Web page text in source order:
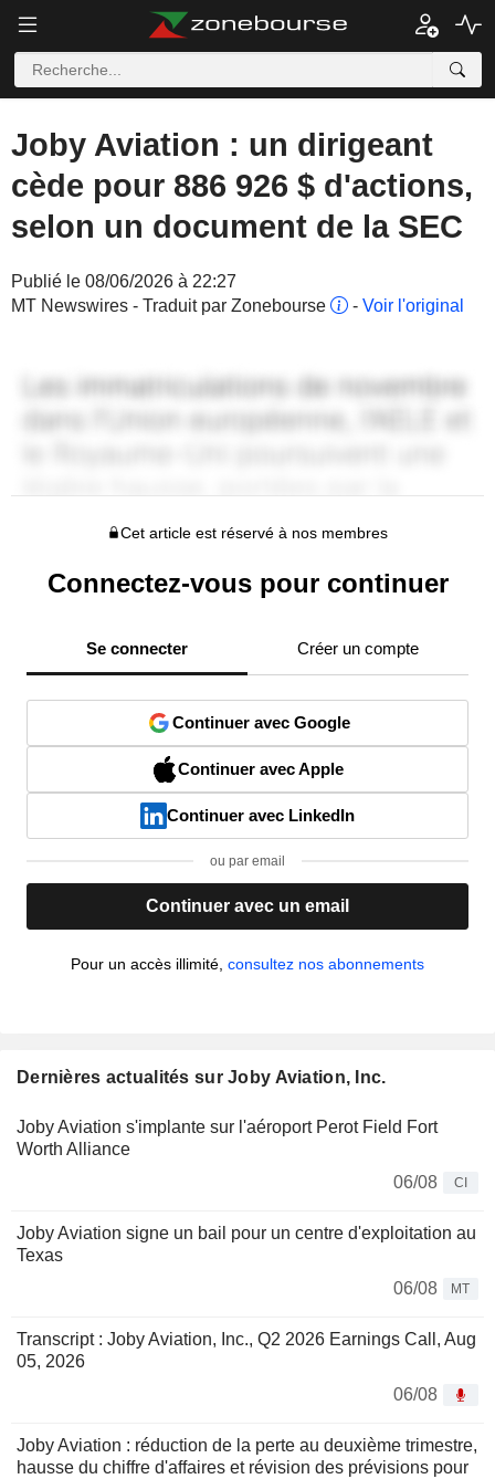
Joby Aviation : un dirigeant
cède pour 886 926 $ d'actions,
selon un document de la SEC
Publié le 08/06/2026 à 22:27
MT Newswires - Traduit par Zonebourse
- Voir l'original
Cet article est réservé à nos membres
Connectez-vous pour continuer
Se connecter Créer un compte
Continuer avec Google
Continuer avec Apple
Continuer avec LinkedIn
ou par email
Continuer avec un email
Pour un accès illimité, consultez nos abonnements
Dernières actualités sur Joby Aviation, Inc.
Joby Aviation s'implante sur l'aéroport Perot Field Fort
Worth Alliance
06/08
CI
Joby Aviation signe un bail pour un centre d'exploitation au
Texas
06/08
MT
Transcript : Joby Aviation, Inc., Q2 2026 Earnings Call, Aug
05, 2026
06/08
Joby Aviation : réduction de la perte au deuxième trimestre,
hausse du chiffre d'affaires et révision des prévisions pour